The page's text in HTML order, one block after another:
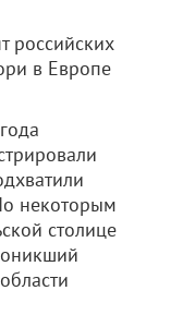
российских
в Европе
некоторым
столице